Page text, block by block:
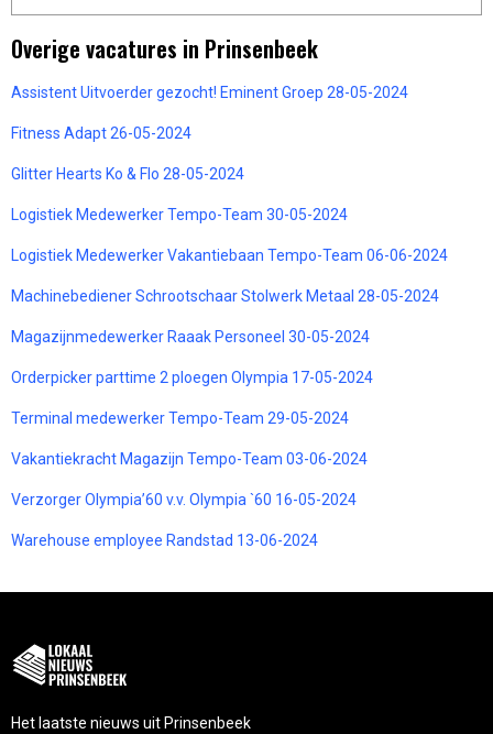
Overige vacatures in Prinsenbeek
Assistent Uitvoerder gezocht! Eminent Groep 28-05-2024
Fitness Adapt 26-05-2024
Glitter Hearts Ko & Flo 28-05-2024
Logistiek Medewerker Tempo-Team 30-05-2024
Logistiek Medewerker Vakantiebaan Tempo-Team 06-06-2024
Machinebediener Schrootschaar Stolwerk Metaal 28-05-2024
Magazijnmedewerker Raaak Personeel 30-05-2024
Orderpicker parttime 2 ploegen Olympia 17-05-2024
Terminal medewerker Tempo-Team 29-05-2024
Vakantiekracht Magazijn Tempo-Team 03-06-2024
Verzorger Olympia’60 v.v. Olympia `60 16-05-2024
Warehouse employee Randstad 13-06-2024
Het laatste nieuws uit Prinsenbeek